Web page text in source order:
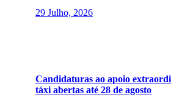
29 Julho, 2026
Candidaturas ao apoio
táxi abertas até 28 de agosto